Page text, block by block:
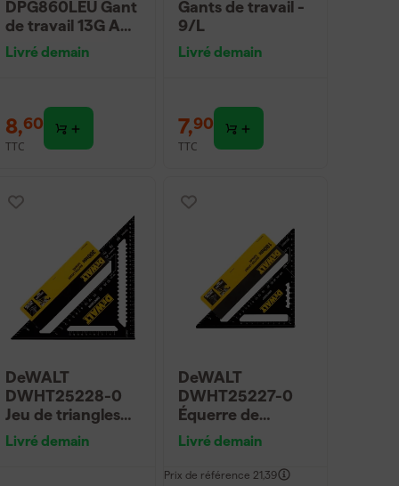
DPG860LEU Gant
de travail 13G A4
- Touch - Taille L
Livré demain
8,60
TTC
Gants de travail -
9/L
Livré demain
7,90
TTC
DeWALT
DWHT25228-0
Jeu de triangles
de construction
polyvalents - 30
Livré demain
DeWALT
DWHT25227-0
Équerre de
construction
multi-usage - 18
cm
Livré demain
Prix de référence 21,39